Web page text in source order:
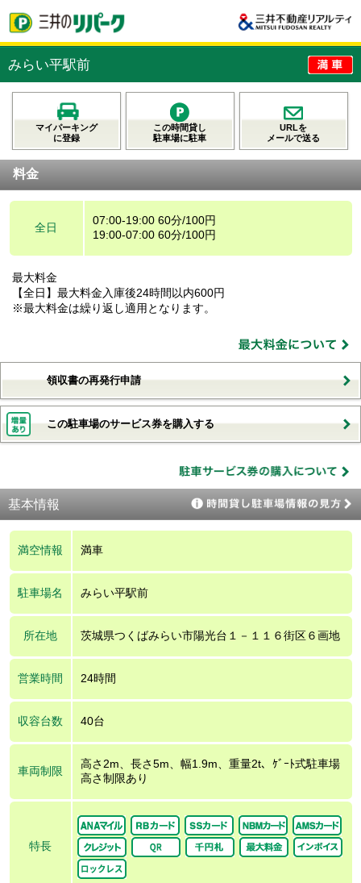
みらい平駅前
マイパーキング
に登録
この時間貸し
駐車場に駐車
URLを
メールで送る
料金
全日
07:00-19:00 60分/100円
19:00-07:00 60分/100円
最大料金
【全日】最大料金入庫後24時間以内600円
※最大料金は繰り返し適用となります。
領収書の再発行申請
この駐車場のサービス券を購入する
基本情報
満空情報 満車
駐車場名 みらい平駅前
所在地 茨城県つくばみらい市陽光台１－１１６街区６画地
営業時間 24時間
収容台数 40台
車両制限
高さ2m、長さ5m、幅1.9m、重量2t、ｹﾞｰﾄ式駐車場
高さ制限あり
特長